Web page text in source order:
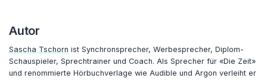
Autor
Sascha Tschorn ist Synchronsprecher, Werbesprecher, Diplom-
Schauspieler, Sprechtrainer und Coach. Als Sprecher für «Die Zeit»
und renommierte Hörbuchverlage wie Audible und Argon verleiht er